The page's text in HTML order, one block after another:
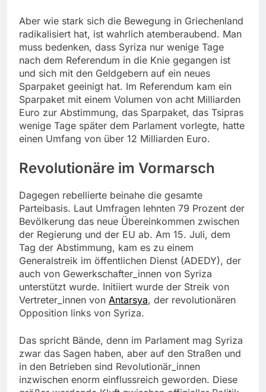
Aber wie stark sich die Bewegung in Griechenland
radikalisiert hat, ist wahrlich atemberaubend. Man
muss bedenken, dass Syriza nur wenige Tage
nach dem Referendum in die Knie gegangen ist
und sich mit den Geldgebern auf ein neues
Sparpaket geeinigt hat. Im Referendum kam ein
Sparpaket mit einem Volumen von acht Milliarden
Euro zur Abstimmung, das Sparpaket, das Tsipras
wenige Tage später dem Parlament vorlegte, hatte
einen Umfang von über 12 Milliarden Euro.
Revolutionäre im Vormarsch
Dagegen rebellierte beinahe die gesamte
Parteibasis. Laut Umfragen lehnten 79 Prozent der
Bevölkerung das neue Übereinkommen zwischen
der Regierung und der EU ab. Am 15. Juli, dem
Tag der Abstimmung, kam es zu einem
Generalstreik im öffentlichen Dienst (ADEDY), der
auch von Gewerkschafter_innen von Syriza
unterstützt wurde. Initiiert wurde der Streik von
Vertreter_innen von Antarsya, der revolutionären
Opposition links von Syriza.
Das spricht Bände, denn im Parlament mag Syriza
zwar das Sagen haben, aber auf den Straßen und
in den Betrieben sind Revolutionär_innen
inzwischen enorm einflussreich geworden. Diese